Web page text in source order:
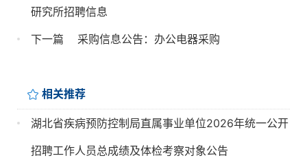
研究所招聘信息
下一篇
采购信息公告：办公电器采购
相关推荐
湖北省疾病预防控制局直属事业单位2026年统一公开
招聘工作人员总成绩及体检考察对象公告